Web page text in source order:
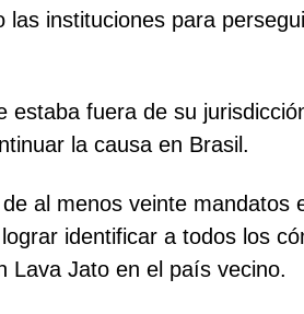
instituciones para
fuera de su
la causa en Brasil.
al menos veinte mandatos
identificar a todos los
Lava Jato en el país vecino.